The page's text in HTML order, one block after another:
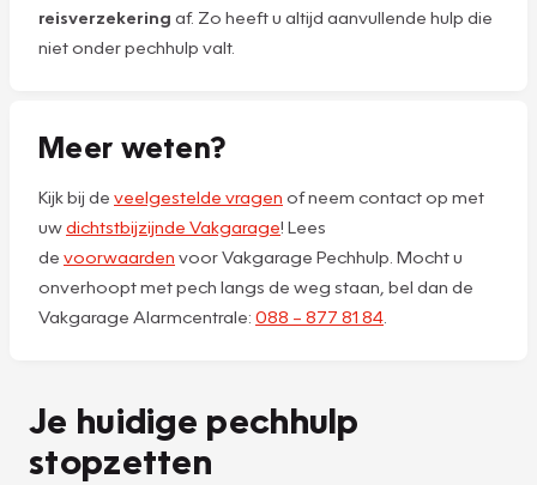
reisverzekering af. Zo heeft u altijd aanvullende hulp die
niet onder pechhulp valt.
Meer weten?
Kijk bij de veelgestelde vragen of neem contact op met
uwdichtstbijzijnde Vakgarage! Lees
de voorwaarden voor Vakgarage Pechhulp. Mocht u
onverhoopt met pech langs de weg staan, bel dan de
Vakgarage Alarmcentrale: 088 – 877 81 84
Je huidige pechhulp
stopzetten